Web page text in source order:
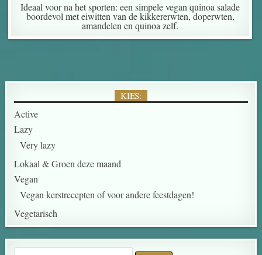
Ideaal voor na het sporten: een simpele vegan quinoa salade
boordevol met eiwitten van de kikkererwten, doperwten,
amandelen en quinoa zelf.
KIES:
Active
Lazy
Very lazy
Lokaal & Groen deze maand
Vegan
Vegan kerstrecepten of voor andere feestdagen!
Vegetarisch
Search for: